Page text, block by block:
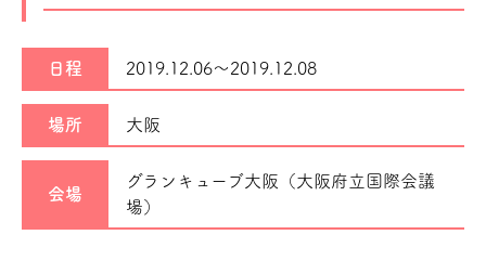
日程 2019.12.06～2019.12.08
場所 大阪
会場
グランキューブ大阪（大阪府立国際会議
場）